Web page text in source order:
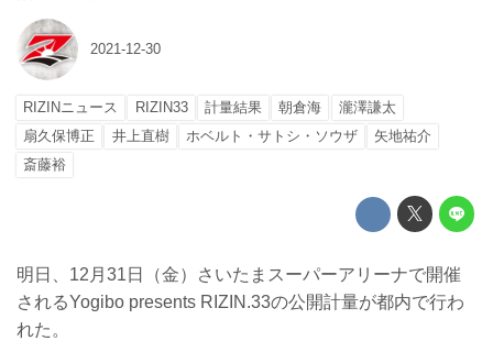
2021-12-30
RIZINニュース RIZIN33 計量結果 朝倉海
瀧澤謙太
扇久保博正
井上直樹 ホベルト・サトシ・ソウザ
矢地祐介
斎藤裕
明日、12月31日（金）さいたまスーパーアリーナで開催
されるYogibo presents RIZIN.33の公開計量が都内で行わ
れた。